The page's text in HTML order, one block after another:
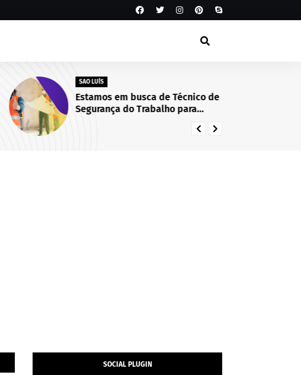
SAO LUÍS
Estamos em busca de Técnico de
Segurança do Trabalho para
SOCIAL PLUGIN